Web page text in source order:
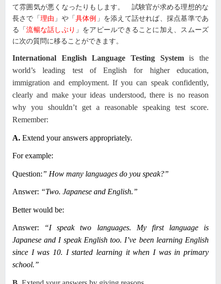
て雰囲気が悪くなったりもします。 試験官が求める理想的な
長さで「理由 」や「具体例 」を添えて話せれば、採点基準であ
る「流暢な話しぶり 」をアピールできることに加え、スムーズ
に次の質問に移ることができます。
International English Language Testing Systemis the
world’s leading test of English for higher education,
immigration and employment. If you can speak confidently,
clearly and make your ideas understood, there is no reason
why you shouldn’t get a reasonable speaking test score.
Remember:
A. Extend your answers appropriately.
For example:
Question:” How many languages do you speak?”
Answer: “Two. Japanese and English.”
Better would be:
Answer:
“I speak two languages. My first language is
Japanese and I speak English too. I’ve been learning English
since I was 10. I started learning it when I was in primary
school.”